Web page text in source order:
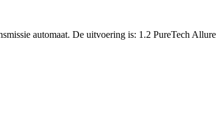
automaat. De uitvoering is: 1.2 PureTech